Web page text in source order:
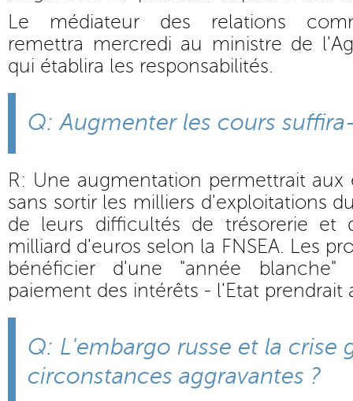
Le médiateur des relations
remettra mercredi au ministre de
qui établira les responsabilités.
Q: Augmenter les cours
R: Une augmentation permettrait aux
sans sortir les milliers d'exploitations
de leurs difficultés de trésorerie et
milliard d'euros selon la FNSEA. Les
bénéficier d'une "année
paiement des intérêts - l'Etat prendrait
Q: L'embargo russe et la crise
circonstances aggravantes ?